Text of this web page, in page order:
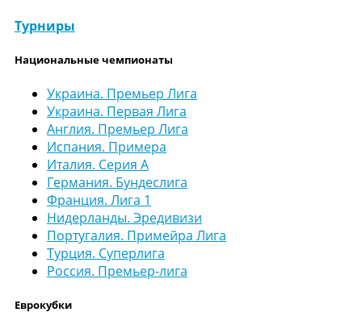
Турниры
Национальные чемпионаты
Украина. Премьер Лига
Украина. Первая Лига
Англия. Премьер Лига
Испания. Примера
Италия. Серия А
Германия. Бундеслига
Франция. Лига 1
Нидерланды. Эредивизи
Португалия. Примейра Лига
Турция. Суперлига
Россия. Премьер-лига
Еврокубки